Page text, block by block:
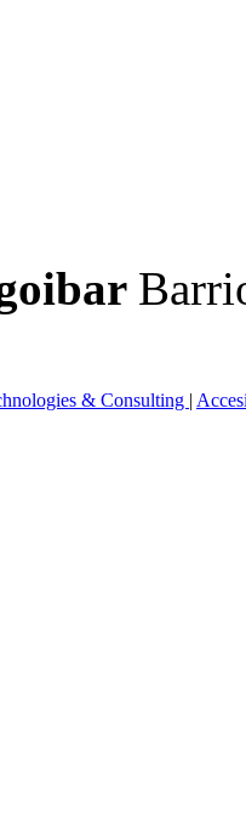
& Consulting |